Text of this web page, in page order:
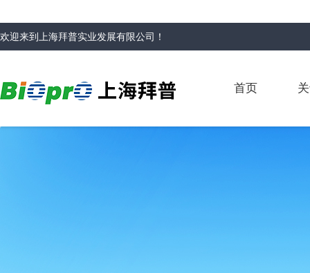
欢迎来到 上海拜普实业发展有限公司 ！
首页